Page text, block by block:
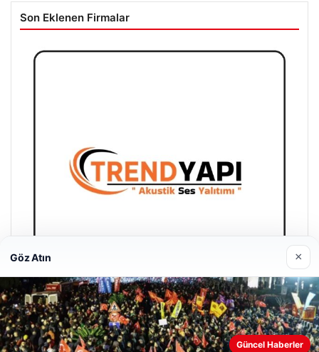
Son Eklenen Firmalar
Trend Yapı Akustik
18/04/2026
Göz Atın ×
Güncel Haberler